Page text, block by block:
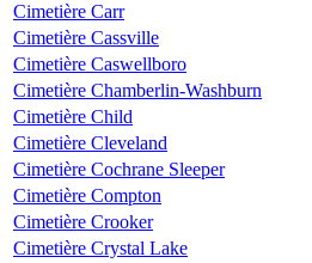
Cimetière Carr
Cimetière Cassville
Cimetière Caswellboro
Cimetière Chamberlin-Washburn
Cimetière Child
Cimetière Cleveland
Cimetière Cochrane Sleeper
Cimetière Compton
Cimetière Crooker
Cimetière Crystal Lake